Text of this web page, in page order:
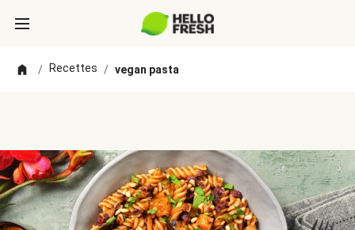
/ Recettes / vegan pasta